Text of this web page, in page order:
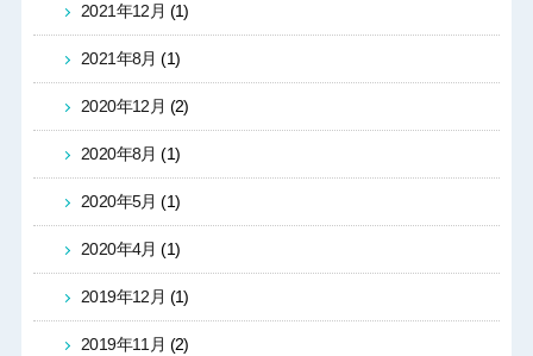
2021年12月 (1)
2021年8月 (1)
2020年12月 (2)
2020年8月 (1)
2020年5月 (1)
2020年4月 (1)
2019年12月 (1)
2019年11月 (2)